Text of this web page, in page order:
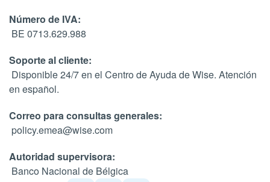
Número de IVA:
BE 0713.629.988
Soporte al cliente:
Disponible 24/7 en el Centro de Ayuda de Wise. Atención
en español.
Correo para consultas generales:
policy.emea@wise.com
Autoridad supervisora:
Banco Nacional de Bélgica